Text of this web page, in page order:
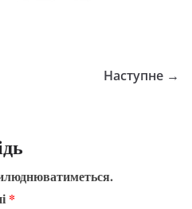
Наступне →
*